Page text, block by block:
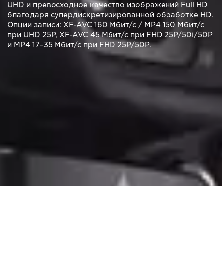
UHD и превосходное качество изображений Full HD
благодаря супердискретизированной обработке HD.
Опции записи: XF-AVC 160 Мбит/с / MP4 150 Мбит/с
при UHD 25P, XF-AVC 45 Мбит/с при FHD 25P/50i/50P
и MP4 17–35 Мбит/с при FHD 25P/50P.